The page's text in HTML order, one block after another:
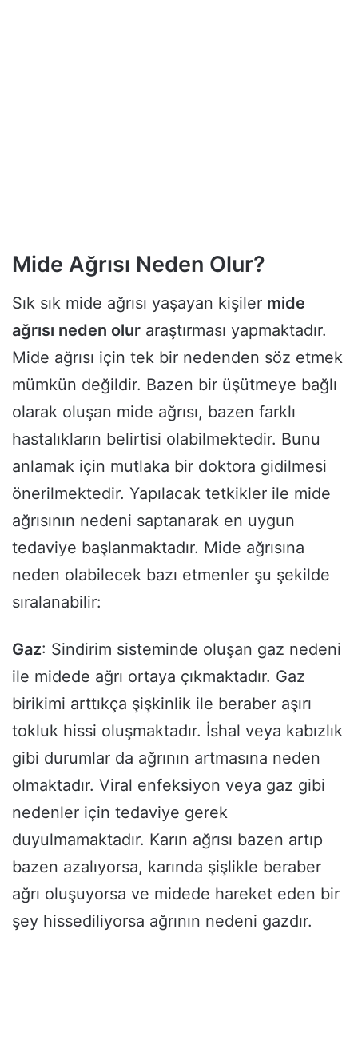
Mide Ağrısı Neden Olur?
Sık sık mide ağrısı yaşayan kişiler mide
ağrısı neden olur araştırması yapmaktadır.
Mide ağrısı için tek bir nedenden söz etmek
mümkün değildir. Bazen bir üşütmeye bağlı
olarak oluşan mide ağrısı, bazen farklı
hastalıkların belirtisi olabilmektedir. Bunu
anlamak için mutlaka bir doktora gidilmesi
önerilmektedir. Yapılacak tetkikler ile mide
ağrısının nedeni saptanarak en uygun
tedaviye başlanmaktadır. Mide ağrısına
neden olabilecek bazı etmenler şu şekilde
sıralanabilir:
Gaz: Sindirim sisteminde oluşan gaz nedeni
ile midede ağrı ortaya çıkmaktadır. Gaz
birikimi arttıkça şişkinlik ile beraber aşırı
tokluk hissi oluşmaktadır. İshal veya kabızlık
gibi durumlar da ağrının artmasına neden
olmaktadır. Viral enfeksiyon veya gaz gibi
nedenler için tedaviye gerek
duyulmamaktadır. Karın ağrısı bazen artıp
bazen azalıyorsa, karında şişlikle beraber
ağrı oluşuyorsa ve midede hareket eden bir
şey hissediliyorsa ağrının nedeni gazdır.